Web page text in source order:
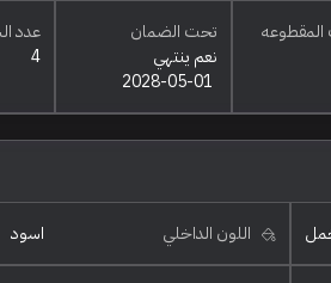
المقطوعه
تحت الضمان
نعم ينتهي
2028-05-01
عدد
4
اللون الداخلي اسود